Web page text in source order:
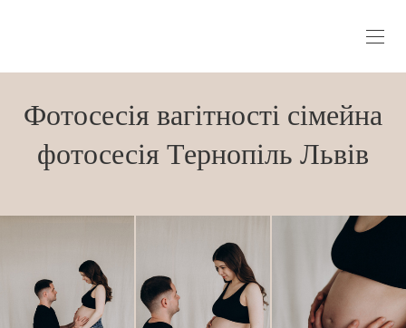
Фотосесія вагітності сімейна
фотосесія Тернопіль Львів